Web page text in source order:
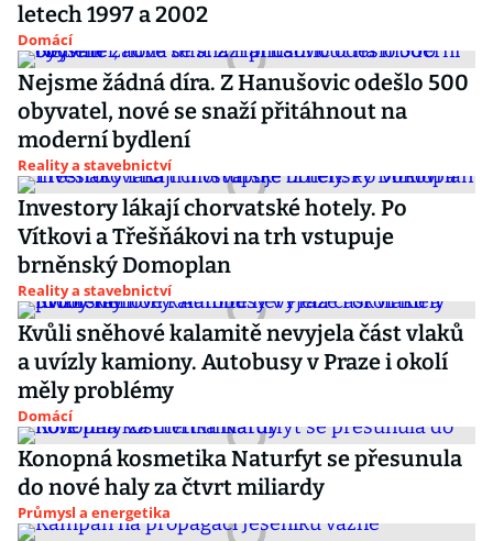
letech 1997 a 2002
Domácí
Nejsme žádná díra. Z Hanušovic odešlo 500
obyvatel, nové se snaží přitáhnout na
moderní bydlení
Reality a stavebnictví
Investory lákají chorvatské hotely. Po
Vítkovi a Třešňákovi na trh vstupuje
brněnský Domoplan
Reality a stavebnictví
Kvůli sněhové kalamitě nevyjela část vlaků
a uvízly kamiony. Autobusy v Praze i okolí
měly problémy
Domácí
Konopná kosmetika Naturfyt se přesunula
do nové haly za čtvrt miliardy
Průmysl a energetika